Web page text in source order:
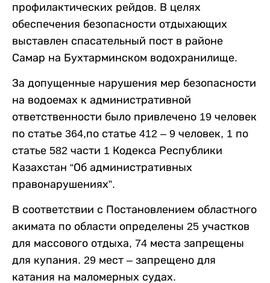
профилактических рейдов. В целях
обеспечения безопасности отдыхающих
выставлен спасательный пост в районе
Самар на Бухтарминском водохранилище.
За допущенные нарушения мер безопасности
на водоемах к административной
ответственности было привлечено 19 человек
по статье 364,по статье 412 – 9 человек, 1 по
статье 582 части 1 Кодекса Республики
Казахстан “Об административных
правонарушениях”.
В соответствии с Постановлением областного
акимата по области определены 25 участков
для массового отдыха, 74 места запрещены
для купания. 29 мест – запрещено для
катания на маломерных судах.